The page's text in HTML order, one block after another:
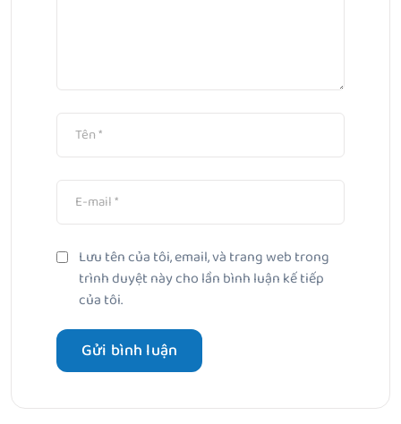
Lưu tên của tôi, email, và trang web trong
trình duyệt này cho lần bình luận kế tiếp
của tôi.